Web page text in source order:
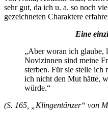
sehr gut, da ich u. a. so noch
gezeichneten Charaktere
Eine
„Aber woran ich glaube,
Novizinnen sind meine
sterben. Für sie stelle ich
ich nicht den Mut hätte,
würde.“
(S. 165, „Klingentänzer“ von